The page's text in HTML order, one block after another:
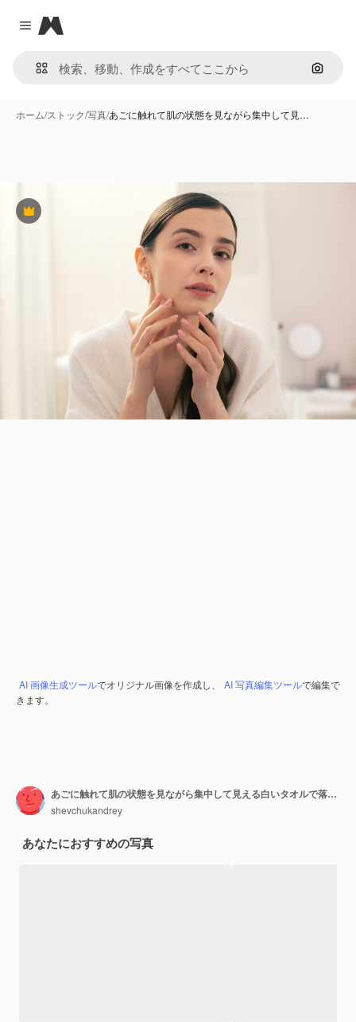
Close menu
Magnific
画像で
ホーム/ストック/写真/あごに触れて肌の状態を見ながら集中して見…
Premium
AI 画像生成ツールでオリジナル画像を作成し、 AI 写真編集ツールで編集で
きます。
あごに触れて肌の状態を見ながら集中して見える白いタオルで落ち着いた若い女性
shevchukandrey
あなたにおすすめの写真